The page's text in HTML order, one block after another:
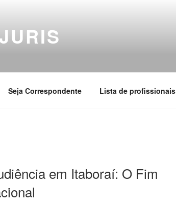
Seja Correspondente Lista de profissionais
em Itaboraí: O Fim